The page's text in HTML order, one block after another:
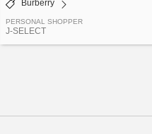
Burberry
PERSONAL SHOPPER
J-SELECT